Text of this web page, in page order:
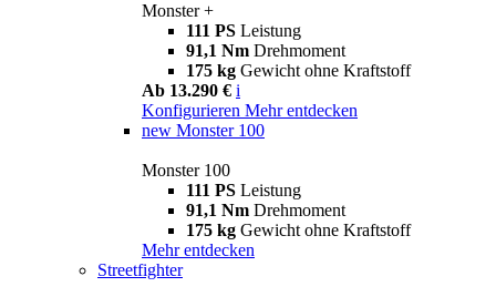
Monster +
111 PS Leistung
91,1 Nm Drehmoment
175 kg Gewicht ohne Kraftstoff
Ab 13.290 € i
Konfigurieren Mehr entdecken
new Monster 100
Monster 100
111 PS Leistung
91,1 Nm Drehmoment
175 kg Gewicht ohne Kraftstoff
Mehr entdecken
Streetfighter